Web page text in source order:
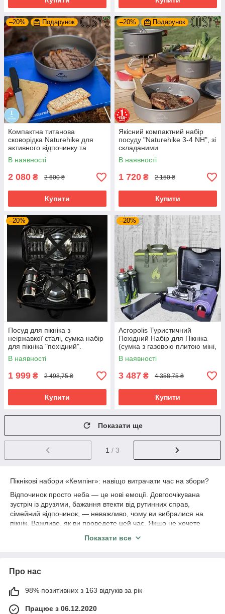
–20% Подарунок
Компактна титанова
сковорідка Naturehike для
активного відпочинку та
туристичної активності з
розкладною ручкою
В наявності
2 080 ₴ 2 600 ₴
Купити
–20% Подарунок
Якісний компактний набір
посуду "Naturehike 3-4 NH", зі
складаними
термоізольованими ручками.
В наявності
1 720 ₴ 2 150 ₴
Купити
–20%
Посуд для пікніка з
неіржавкої сталі, сумка набір
для пікніка "похідний".
В наявності
1 999 ₴ 2 498,75 ₴
Купити
–20%
Acropolis Туристичний
Похідний Набір для Пікніка
(сумка з газовою плитою міні,
2-ма газовими картриджами
та
В наявності
3 487 ₴ 4 358,75 ₴
Купити
Показати ще
1 / 3
Пікнікові набори «Кемпінг»: навіщо витрачати час на збори?
Відпочинок просто неба ― це нові емоції. Довгоочікувана
зустріч із друзями, бажання втекти від рутинних справ,
сімейний відпочинок, ― неважливо, чому ви вибралися на
пікнік. Важливо, як ви проведете цей час. Якщо не хочете
ложок-склянок-сільничок, то час купити набір для пікніка
кілометрів. Іноді досить просто вибратися з приємною
озера. Головне завдання компанії «Кемпінг» ― зробити
безпечним, тому спеціально для таких нетривалих вилазок
Показати все
Про нас
98% позитивних з 163 відгуків за рік
Працює з 06.12.2020